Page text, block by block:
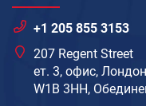
+1 205 855 3153
207 Regent Street
ет. 3, офис, Лондон
W1B 3HH,